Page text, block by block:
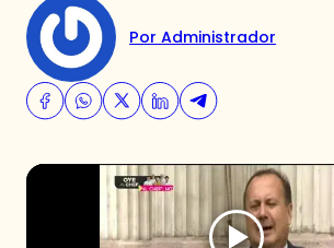
Por Administrador
Programas